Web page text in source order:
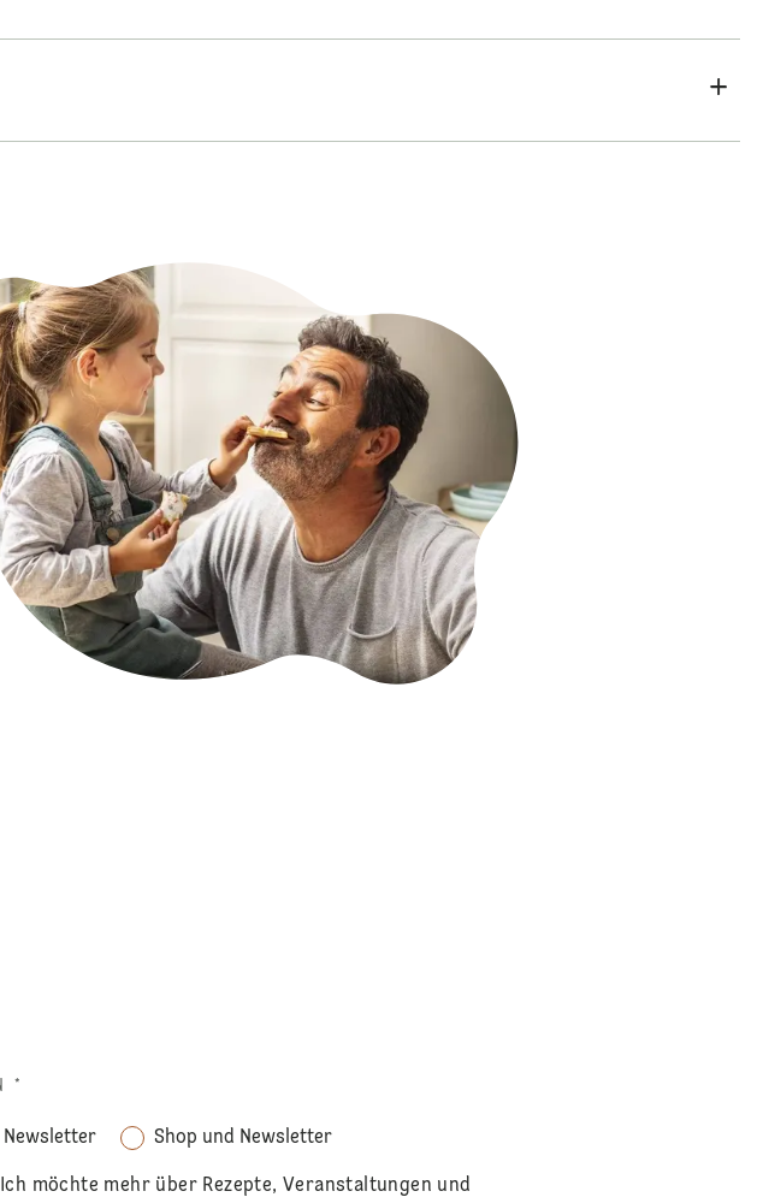
*
Newsletter Shop und Newsletter
Ich möchte mehr über Rezepte, Veranstaltungen und